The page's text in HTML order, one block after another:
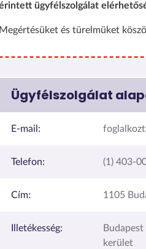
ügyfélszolgálat
Megértésüket és türelmüket
Ügyfélszolgálat
E-mail:
Telefon: (1) 403-
Cím: 1105
Illetékesség:
kerület